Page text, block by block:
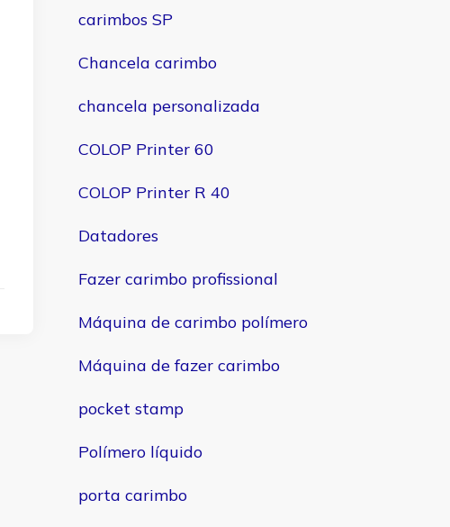
carimbos SP
Chancela carimbo
chancela personalizada
COLOP Printer 60
COLOP Printer R 40
Datadores
Fazer carimbo profissional
Máquina de carimbo polímero
Máquina de fazer carimbo
pocket stamp
Polímero líquido
porta carimbo